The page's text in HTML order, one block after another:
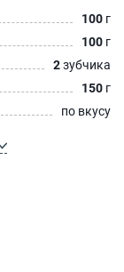
100 г
100 г
2зубчика
150 г
по вкусу